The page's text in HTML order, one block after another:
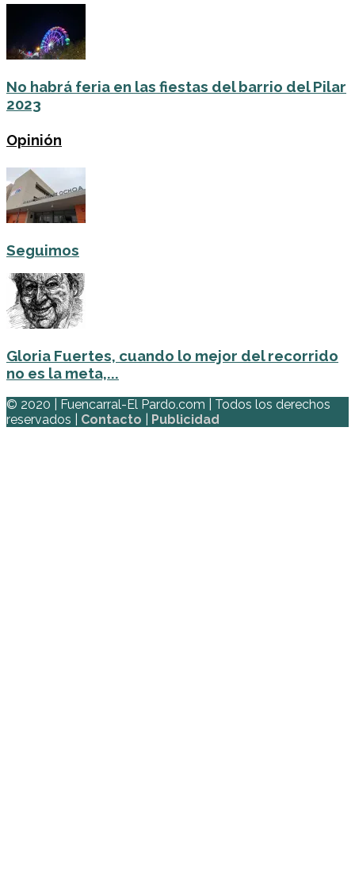
No habrá feria en las fiestas del barrio del Pilar
2023
Opinión
Seguimos
Gloria Fuertes, cuando lo mejor del recorrido
no es la meta,...
© 2020 | Fuencarral-El Pardo.com | Todos los derechos
reservados | Contacto Publicidad